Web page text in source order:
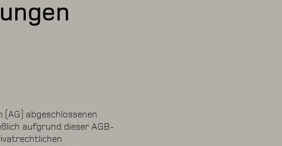
abgeschlossenen
aufgrund dieser AGB-